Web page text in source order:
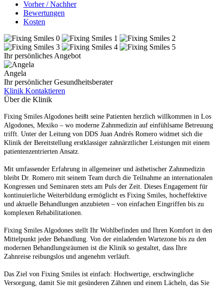
Vorher / Nachher
Bewertungen
Kosten
Ihr persönliches Angebot
Angela
Ihr persönlicher Gesundheitsberater
Klinik Kontaktieren
Über die Klinik
Fixing Smiles Algodones heißt seine Patienten herzlich willkommen in Los
Algodones, Mexiko – wo moderne Zahnmedizin auf einfühlsame Betreuung
trifft. Unter der Leitung von DDS Juan Andrés Romero widmet sich die
Klinik der Bereitstellung erstklassiger zahnärztlicher Leistungen mit einem
patientenzentrierten Ansatz.
Mit umfassender Erfahrung in allgemeiner und ästhetischer Zahnmedizin
bleibt Dr. Romero mit seinem Team durch die Teilnahme an internationalen
Kongressen und Seminaren stets am Puls der Zeit. Dieses Engagement für
kontinuierliche Weiterbildung ermöglicht es Fixing Smiles, hocheffektive
und aktuelle Behandlungen anzubieten – von einfachen Eingriffen bis zu
komplexen Rehabilitationen.
Fixing Smiles Algodones stellt Ihr Wohlbefinden und Ihren Komfort in den
Mittelpunkt jeder Behandlung. Von der einladenden Wartezone bis zu den
modernen Behandlungsräumen ist die Klinik so gestaltet, dass Ihre
Zahnreise reibungslos und angenehm verläuft.
Das Ziel von Fixing Smiles ist einfach: Hochwertige, erschwingliche
Versorgung, damit Sie mit gesünderen Zähnen und einem Lächeln, das Sie